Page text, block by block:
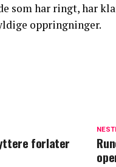
som har ringt, har
oppringninger.
forlater